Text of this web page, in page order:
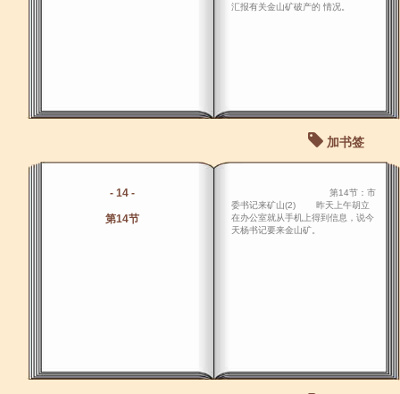
汇报有关金山矿破产的 情况。
加书签
- 14 -
第14节
第14节：市
委书记来矿山(2) 昨天上午胡立
在办公室就从手机上得到信息，说今
天杨书记要来金山矿。